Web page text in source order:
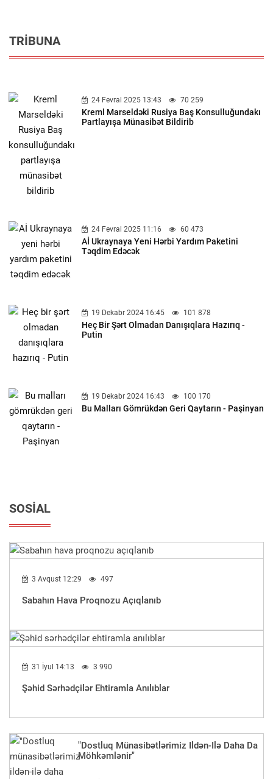
TRIBUNA
24 Fevral 2025 13:43 70 259
Kreml Marseldəki Rusiya Baş Konsulluğundakı
Partlayışa Münasibət Bildirib
24 Fevral 2025 11:16 60 473
Aİ Ukraynaya Yeni Hərbi Yardım Paketini
Təqdim Edəcək
19 Dekabr 2024 16:45 101 878
Heç Bir Şərt Olmadan Danışıqlara Hazırıq -
Putin
19 Dekabr 2024 16:43 100 170
Bu Malları Gömrükdən Geri Qaytarın - Paşinyan
SOSIAL
3 Avqust 12:29 497
Sabahın Hava Proqnozu Açıqlanıb
31 İyul 14:13 3 990
Şəhid Sərhədçilər Ehtiramla Anılıblar
"Dostluq Münasibətlərimiz Ildən-Ilə Daha Da
Möhkəmlənir"